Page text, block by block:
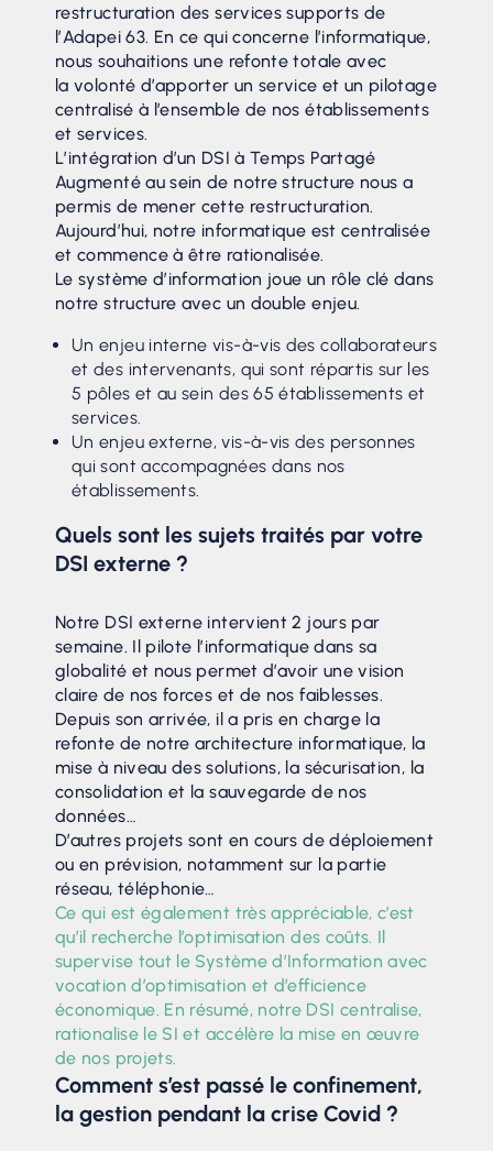
restructuration des services supports de
l’Adapei 63. En ce qui concerne l’informatique,
nous souhaitions une refonte totale avec
la volonté d’apporter un service et un pilotage
centralisé à l’ensemble de nos établissements
et services.
L’intégration d’un DSI à Temps Partagé
Augmenté au sein de notre structure nous a
permis de mener cette restructuration.
Aujourd’hui, notre informatique est centralisée
et commence à être rationalisée.
Le système d’information joue un rôle clé dans
notre structure avec un double enjeu.
Un enjeu interne vis-à-vis des collaborateurs
et des intervenants, qui sont répartis sur les
5 pôles et au sein des 65 établissements et
services.
Un enjeu externe, vis-à-vis des personnes
qui sont accompagnées dans nos
établissements.
Quels sont les sujets traités par votre
DSI externe ?
Notre DSI externe intervient 2 jours par
semaine. Il pilote l’informatique dans sa
globalité et nous permet d’avoir une vision
claire de nos forces et de nos faiblesses.
Depuis son arrivée, il a pris en charge la
refonte de notre architecture informatique, la
mise à niveau des solutions, la sécurisation, la
consolidation et la sauvegarde de nos
données…
D’autres projets sont en cours de déploiement
ou en prévision, notamment sur la partie
réseau, téléphonie…
Ce qui est également très appréciable, c’est
qu’il recherche l’optimisation des coûts. Il
supervise tout le Système d’Information avec
vocation d’optimisation et d’efficience
économique. En résumé, notre DSI centralise,
rationalise le SI et accélère la mise en œuvre
de nos projets.
Comment s’est passé le confinement,
la gestion pendant la crise Covid ?